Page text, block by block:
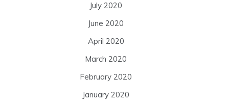
July 2020
June 2020
April 2020
March 2020
February 2020
January 2020